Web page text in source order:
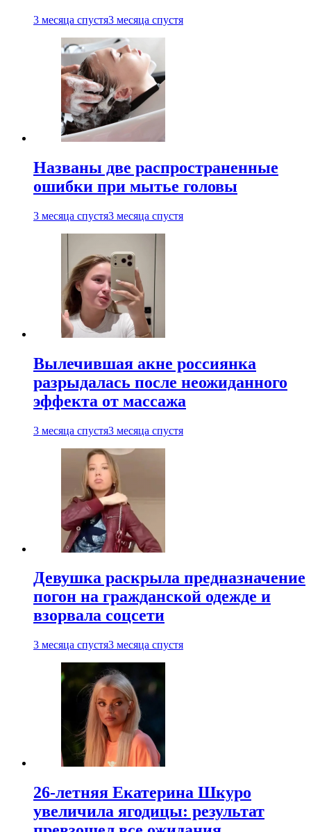
3 месяца спустя3 месяца спустя
Названы две распространенные
ошибки при мытье головы
3 месяца спустя3 месяца спустя
Вылечившая акне россиянка
разрыдалась после неожиданного
эффекта от массажа
3 месяца спустя3 месяца спустя
Девушка раскрыла предназначение
погон на гражданской одежде и
взорвала соцсети
3 месяца спустя3 месяца спустя
26-летняя Екатерина Шкуро
увеличила ягодицы: результат